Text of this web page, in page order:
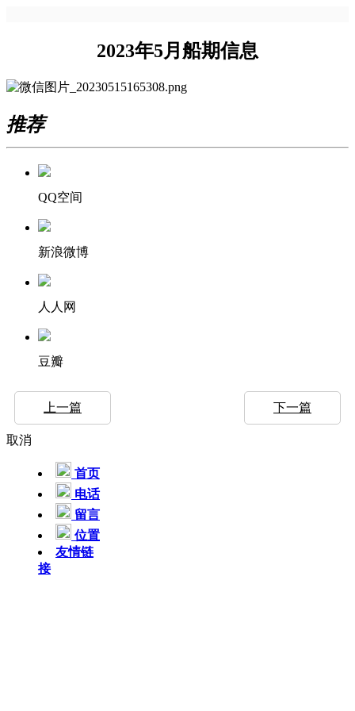
2023年5月船期信息
推荐
QQ空间
新浪微博
人人网
豆瓣
上一篇 下一篇
取消
首页
电话
留言
位置
友情链
接